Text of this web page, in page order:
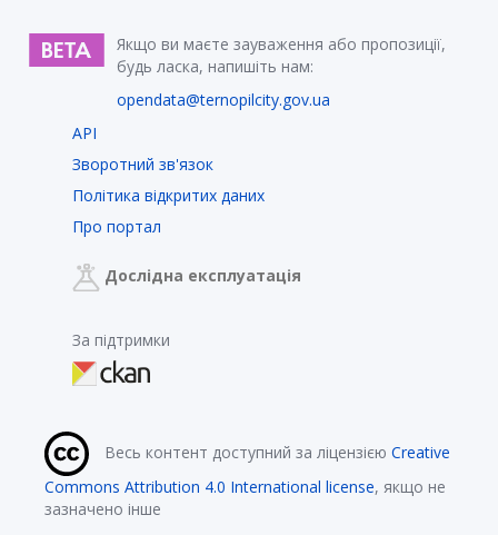
Якщо ви маєте зауваження або пропозиції,
будь ласка, напишіть нам:
opendata@ternopilcity.gov.ua
API
Зворотний зв'язок
Політика відкритих даних
Про портал
Дослідна експлуатація
За підтримки
Весь контент доступний за ліцензією Creative
Commons Attribution 4.0 International license, якщо не
зазначено інше